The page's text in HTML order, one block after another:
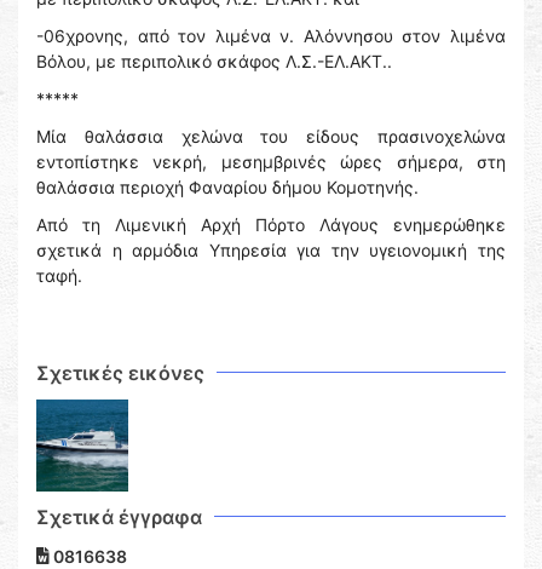
-06χρονης, από τον λιμένα ν. Αλόννησου στον λιμένα
Βόλου, με περιπολικό σκάφος Λ.Σ.-ΕΛ.ΑΚΤ..
*****
Μία θαλάσσια χελώνα του είδους πρασινοχελώνα
εντοπίστηκε νεκρή, μεσημβρινές ώρες σήμερα, στη
θαλάσσια περιοχή Φαναρίου δήμου Κομοτηνής.
Από τη Λιμενική Αρχή Πόρτο Λάγους ενημερώθηκε
σχετικά η αρμόδια Υπηρεσία για την υγειονομική της
ταφή.
Σχετικές εικόνες
Σχετικά έγγραφα
0816638